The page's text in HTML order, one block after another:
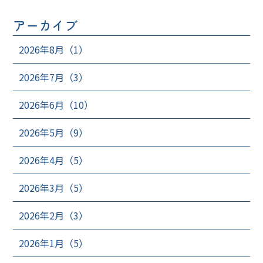
アーカイブ
2026年8月（1）
2026年7月（3）
2026年6月（10）
2026年5月（9）
2026年4月（5）
2026年3月（5）
2026年2月（3）
2026年1月（5）